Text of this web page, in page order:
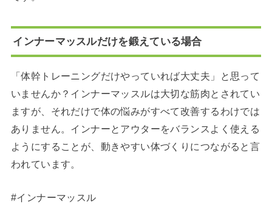
インナーマッスルだけを鍛えている場合
「体幹トレーニングだけやっていれば大丈夫」と思って
いませんか？インナーマッスルは大切な筋肉とされてい
ますが、それだけで体の悩みがすべて改善するわけでは
ありません。インナーとアウターをバランスよく使える
ようにすることが、動きやすい体づくりにつながると言
われています。
#インナーマッスル